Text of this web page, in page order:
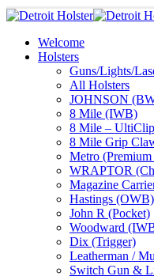
Welcome
Holsters
Guns/Lights/
All Holsters
JOHNSON
8 Mile (IWB)
8 Mile –
8 Mile Grip
Metro
WRAPTOR
Magazine
Hastings (OWB)
John R (Pocket)
Woodward
Dix (Trigger)
Leatherman /
Switch Gun &